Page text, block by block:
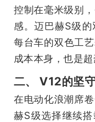
控制在毫米级别
感。迈巴赫S级的
每台车的双色工
成本本身，也是
二、 V12的坚
在电动化浪潮席
赫S级选择继续